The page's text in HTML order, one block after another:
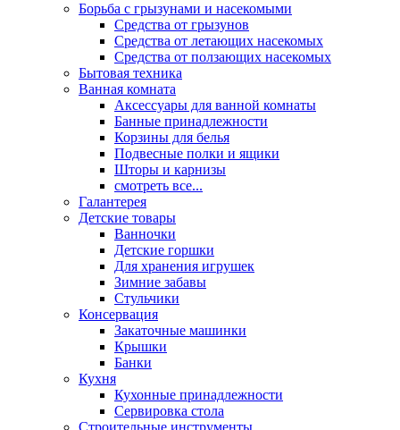
Борьба с грызунами и насекомыми
Средства от грызунов
Средства от летающих насекомых
Средства от ползающих насекомых
Бытовая техника
Ванная комната
Аксессуары для ванной комнаты
Банные принадлежности
Корзины для белья
Подвесные полки и ящики
Шторы и карнизы
смотреть все...
Галантерея
Детские товары
Ванночки
Детские горшки
Для хранения игрушек
Зимние забавы
Стульчики
Консервация
Закаточные машинки
Крышки
Банки
Кухня
Кухонные принадлежности
Сервировка стола
Строительные инструменты